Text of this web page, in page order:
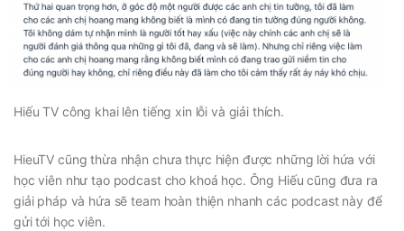
Hiếu TV công khai lên tiếng xin lỗi và giải thích.
HieuTV cũng thừa nhận chưa thực hiện được những lời hứa với
học viên như tạo podcast cho khoá học. Ông Hiếu cũng đưa ra
giải pháp và hứa sẽ team hoàn thiện nhanh các podcast này để
gửi tới học viên.